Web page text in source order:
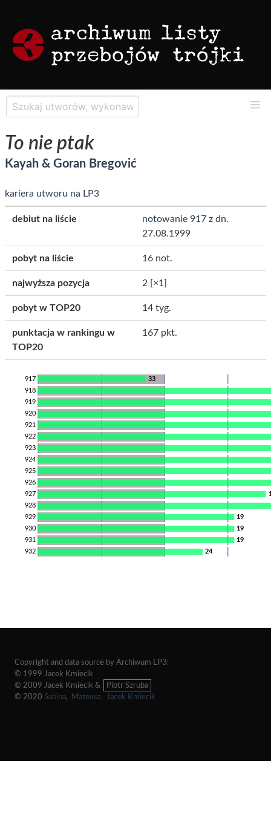
To nie ptak
Kayah & Goran Bregović
kariera utworu na LP3
debiut na liście notowanie 917 z dn.
27.08.1999
pobyt na liście 16 not.
najwyższa pozycja 2 [×1]
pobyt w TOP20 14 tyg.
punktacja w rankingu w
TOP20
167 pkt.
33
917
918
919
920
921
922
923
924
925
926
927
928
19
929
19
930
19
931
24
932
Copyright and data source by Archiwum LP3:
© 1999 Jacek Kmiecik
© 2009 Jacek Kmiecik &
Piotr Szruba
© 2020 Sabina, Mateusz, Jacek Kmiecik